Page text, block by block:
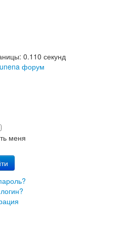
0.110 секунд
форум
меня